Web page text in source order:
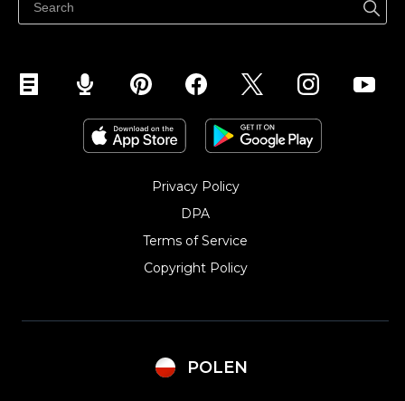
Sprzedawaj na Instagramie
Privacy Policy
DPA
Terms of Service
Copyright Policy‎
POLEN